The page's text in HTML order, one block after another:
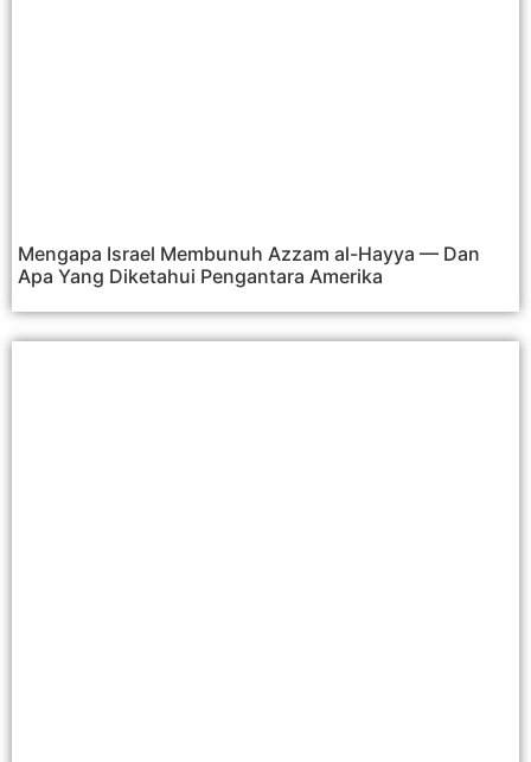
Mengapa Israel Membunuh Azzam al-Hayya — Dan
Apa Yang Diketahui Pengantara Amerika